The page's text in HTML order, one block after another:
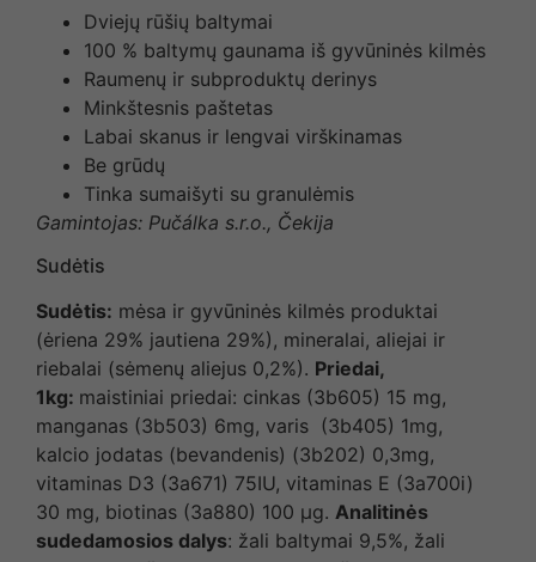
Dviejų rūšių baltymai
100 % baltymų gaunama iš gyvūninės kilmės
Raumenų ir subproduktų derinys
Minkštesnis paštetas
Labai skanus ir lengvai virškinamas
Be grūdų
Tinka sumaišyti su granulėmis
Gamintojas: Pučálka s.r.o., Čekija
Sudėtis
Sudėtis: mėsa ir gyvūninės kilmės produktai
(ėriena 29% jautiena 29%), mineralai, aliejai ir
riebalai (sėmenų aliejus 0,2%). Priedai,
1kg: maistiniai priedai: cinkas (3b605) 15 mg,
manganas (3b503) 6mg, varis (3b405) 1mg,
kalcio jodatas (bevandenis) (3b202) 0,3mg,
vitaminas D3 (3a671) 75IU, vitaminas E (3a700i)
30 mg, biotinas (3a880) 100 µg. Analitinės
sudedamosios dalys: žali baltymai 9,5%, žali